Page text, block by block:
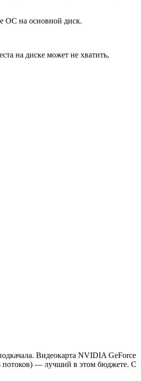
ОС на основной диск.
на диске может не хватить,
Видеокарта NVIDIA GeForce
потоков) — лучший в этом бюджете. С